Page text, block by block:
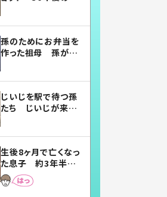
孫のためにお弁当を
作った祖母 孫が絶
じいじを駅で待つ孫
たち じいじが来た
まらない」「幸せにな
れる」
生後8ヶ月で亡くなっ
た息子 約3年半
後、当時の妻の日記
に書いてあった本音